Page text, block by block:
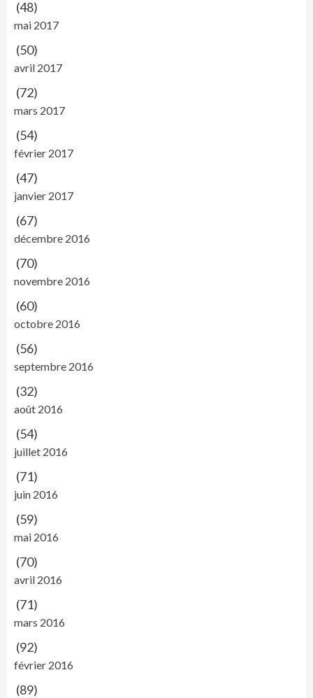
(48)
mai 2017
(50)
avril 2017
(72)
mars 2017
(54)
février 2017
(47)
janvier 2017
(67)
décembre 2016
(70)
novembre 2016
(60)
octobre 2016
(56)
septembre 2016
(32)
août 2016
(54)
juillet 2016
(71)
juin 2016
(59)
mai 2016
(70)
avril 2016
(71)
mars 2016
(92)
février 2016
(89)